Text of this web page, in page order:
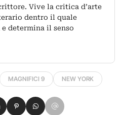
Vive la critica d’arte
dentro il quale
determina il senso
MAGNIFICI 9 NEW YORK
su Xsu LinkedIn
Condividi su Pinterest
Condividi su WhatsApp
Condividi su Email